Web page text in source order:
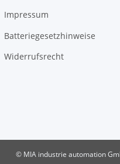
Impressum
Batteriegesetzhinweise
Widerrufsrecht
© MIA industrie automation